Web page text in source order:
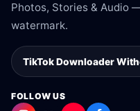
Photos, Stories & Audio
watermark.
TikTok Downloader
FOLLOW US